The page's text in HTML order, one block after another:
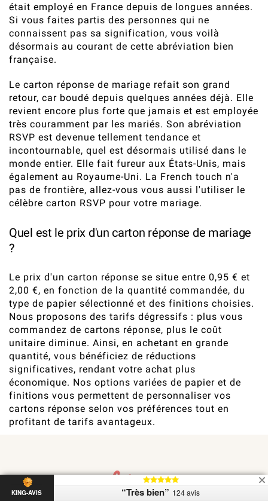
était employé en France depuis de longues années.
Si vous faites partis des personnes qui ne
connaissent pas sa signification, vous voilà
désormais au courant de cette abréviation bien
française.
Le carton réponse de mariage refait son grand
retour, car boudé depuis quelques années déjà. Elle
revient encore plus forte que jamais et est employée
très couramment par les mariés. Son abréviation
RSVP est devenue tellement tendance et
incontournable, quel est désormais utilisé dans le
monde entier. Elle fait fureur aux États-Unis, mais
également au Royaume-Uni. La French touch n'a
pas de frontière, allez-vous vous aussi l'utiliser le
célèbre carton RSVP pour votre mariage.
Quel est le prix d'un carton réponse de mariage
?
Le prix d'un carton réponse se situe entre 0,95 € et
2,00 €, en fonction de la quantité commandée, du
type de papier sélectionné et des finitions choisies.
Nous proposons des tarifs dégressifs : plus vous
commandez de cartons réponse, plus le coût
unitaire diminue. Ainsi, en achetant en grande
quantité, vous bénéficiez de réductions
significatives, rendant votre achat plus
économique. Nos options variées de papier et de
finitions vous permettent de personnaliser vos
cartons réponse selon vos préférences tout en
profitant de tarifs avantageux.
KING-AVIS “Très bien” 124 avis